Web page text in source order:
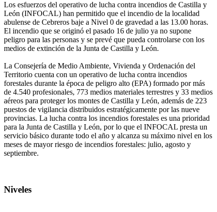
Los esfuerzos del operativo de lucha contra incendios de Castilla y
León (INFOCAL) han permitido que el incendio de la localidad
abulense de Cebreros baje a Nivel 0 de gravedad a las 13.00 horas.
El incendio que se originó el pasado 16 de julio ya no supone
peligro para las personas y se prevé que pueda controlarse con los
medios de extinción de la Junta de Castilla y León.
La Consejería de Medio Ambiente, Vivienda y Ordenación del
Territorio cuenta con un operativo de lucha contra incendios
forestales durante la época de peligro alto (EPA) formado por más
de 4.540 profesionales, 773 medios materiales terrestres y 33 medios
aéreos para proteger los montes de Castilla y León, además de 223
puestos de vigilancia distribuidos estratégicamente por las nueve
provincias. La lucha contra los incendios forestales es una prioridad
para la Junta de Castilla y León, por lo que el INFOCAL presta un
servicio básico durante todo el año y alcanza su máximo nivel en los
meses de mayor riesgo de incendios forestales: julio, agosto y
septiembre.
Niveles